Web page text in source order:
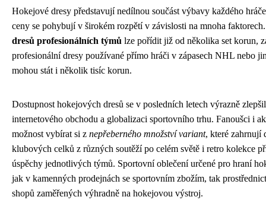
Hokejové dresy představují nedílnou součást výbavy každého
ceny se pohybují v širokém rozpětí v závislosti na mnoha
dresů profesionálních týmů lze pořídit již od několika set korun,
profesionální dresy používané přímo hráči v zápasech NHL nebo
mohou stát i několik tisíc korun.
Dostupnost hokejových dresů se v posledních letech výrazně
internetového obchodu a globalizaci sportovního trhu. Fanoušci i
možnost vybírat si z nepřeberného množství variant, které zahrnují
klubových celků z různých soutěží po celém světě i retro kolekce
úspěchy jednotlivých týmů. Sportovní oblečení určené pro hraní
jak v kamenných prodejnách se sportovním zbožím, tak
shopů zaměřených výhradně na hokejovou výstroj.